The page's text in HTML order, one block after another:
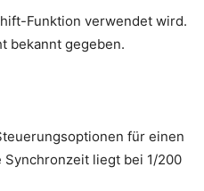
Funktion verwendet wird.
bekannt gegeben.
für einen
liegt bei 1/200